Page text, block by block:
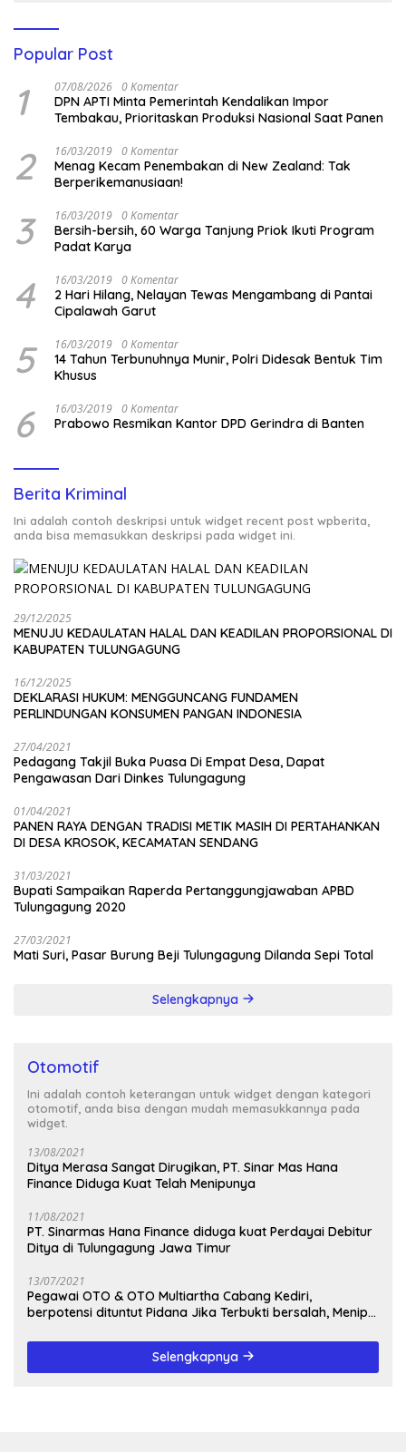
Popular Post
1 07/08/2026 0 Komentar
DPN APTI Minta Pemerintah Kendalikan Impor
Tembakau, Prioritaskan Produksi Nasional Saat Panen
2 16/03/2019 0 Komentar
Menag Kecam Penembakan di New Zealand: Tak
Berperikemanusiaan!
3 16/03/2019 0 Komentar
Bersih-bersih, 60 Warga Tanjung Priok Ikuti Program
Padat Karya
4 16/03/2019 0 Komentar
2 Hari Hilang, Nelayan Tewas Mengambang di Pantai
Cipalawah Garut
5 16/03/2019 0 Komentar
14 Tahun Terbunuhnya Munir, Polri Didesak Bentuk Tim
Khusus
6 16/03/2019 0 Komentar
Prabowo Resmikan Kantor DPD Gerindra di Banten
Berita Kriminal
Ini adalah contoh deskripsi untuk widget recent post wpberita,
anda bisa memasukkan deskripsi pada widget ini.
29/12/2025
MENUJU KEDAULATAN HALAL DAN KEADILAN PROPORSIONAL DI
KABUPATEN TULUNGAGUNG
16/12/2025
DEKLARASI HUKUM: MENGGUNCANG FUNDAMEN
PERLINDUNGAN KONSUMEN PANGAN INDONESIA
27/04/2021
Pedagang Takjil Buka Puasa Di Empat Desa, Dapat
Pengawasan Dari Dinkes Tulungagung
01/04/2021
PANEN RAYA DENGAN TRADISI METIK MASIH DI PERTAHANKAN
DI DESA KROSOK, KECAMATAN SENDANG
31/03/2021
Bupati Sampaikan Raperda Pertanggungjawaban APBD
Tulungagung 2020
27/03/2021
Mati Suri, Pasar Burung Beji Tulungagung Dilanda Sepi Total
Selengkapnya
Otomotif
Ini adalah contoh keterangan untuk widget dengan kategori
otomotif, anda bisa dengan mudah memasukkannya pada
widget.
13/08/2021
Ditya Merasa Sangat Dirugikan, PT. Sinar Mas Hana
Finance Diduga Kuat Telah Menipunya
11/08/2021
PT. Sinarmas Hana Finance diduga kuat Perdayai Debitur
Ditya di Tulungagung Jawa Timur
13/07/2021
Pegawai OTO & OTO Multiartha Cabang Kediri,
berpotensi dituntut Pidana Jika Terbukti bersalah, Menipu
Selengkapnya